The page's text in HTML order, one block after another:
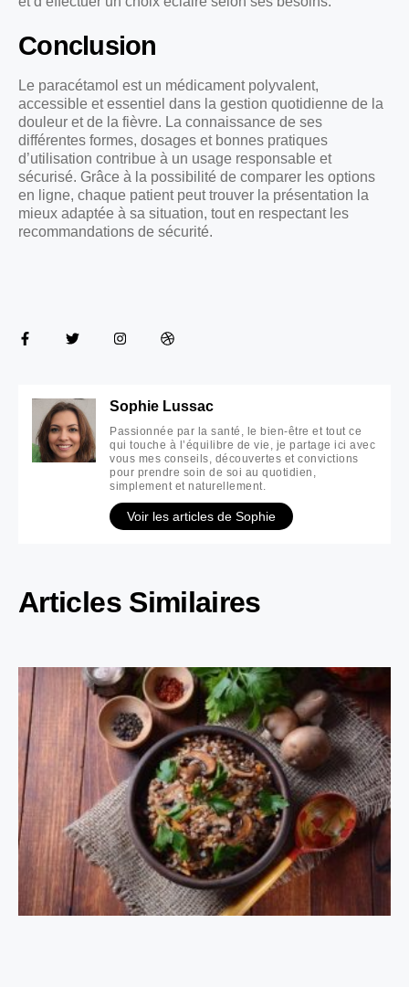
Conclusion
Le paracétamol est un médicament polyvalent,
accessible et essentiel dans la gestion quotidienne de la
douleur et de la fièvre. La connaissance de ses
différentes formes, dosages et bonnes pratiques
d’utilisation contribue à un usage responsable et
sécurisé. Grâce à la possibilité de comparer les options
en ligne, chaque patient peut trouver la présentation la
mieux adaptée à sa situation, tout en respectant les
recommandations de sécurité.
Sophie Lussac
Passionnée par la santé, le bien-être et tout ce
qui touche à l’équilibre de vie, je partage ici avec
vous mes conseils, découvertes et convictions
pour prendre soin de soi au quotidien,
simplement et naturellement.
Voir les articles de Sophie
Articles Similaires